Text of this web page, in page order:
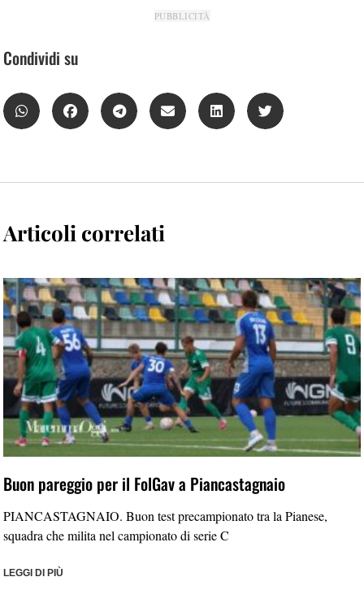
PUBBLICITÀ
Condividi su
Articoli correlati
Buon pareggio per il FolGav a Piancastagnaio
PIANCASTAGNAIO. Buon test precampionato tra la Pianese,
squadra che milita nel campionato di serie C
LEGGI DI PIÙ